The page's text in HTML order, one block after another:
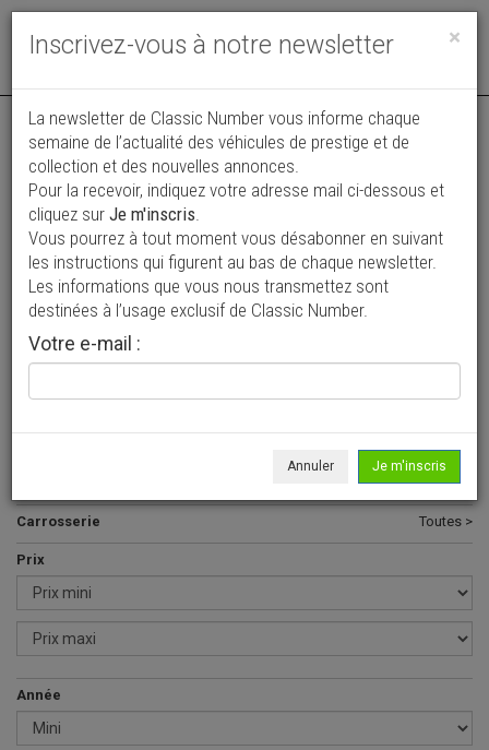
Toggle
Vos annonces vues par
plus de 4 millions de collectionneurs
Ajouter une annonce
> Rechercher un véhicule
Tous >
Carrosserie Toutes >
Prix
Année
×
Inscrivez-vous à notre newsletter
La newsletter de Classic Number vous informe chaque
semaine de l’actualité des véhicules de prestige et de
collection et des nouvelles annonces.
Pour la recevoir, indiquez votre adresse mail ci-dessous et
cliquez sur Je m'inscris.
Vous pourrez à tout moment vous désabonner en suivant
les instructions qui figurent au bas de chaque newsletter.
Les informations que vous nous transmettez sont
destinées à l’usage exclusif de Classic Number.
Votre e-mail :
Annuler Je m'inscris